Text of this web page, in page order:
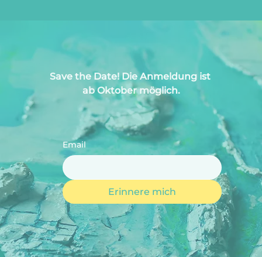
Save the Date! Die Anmeldung ist
ab Oktober möglich.
Email
Erinnere mich